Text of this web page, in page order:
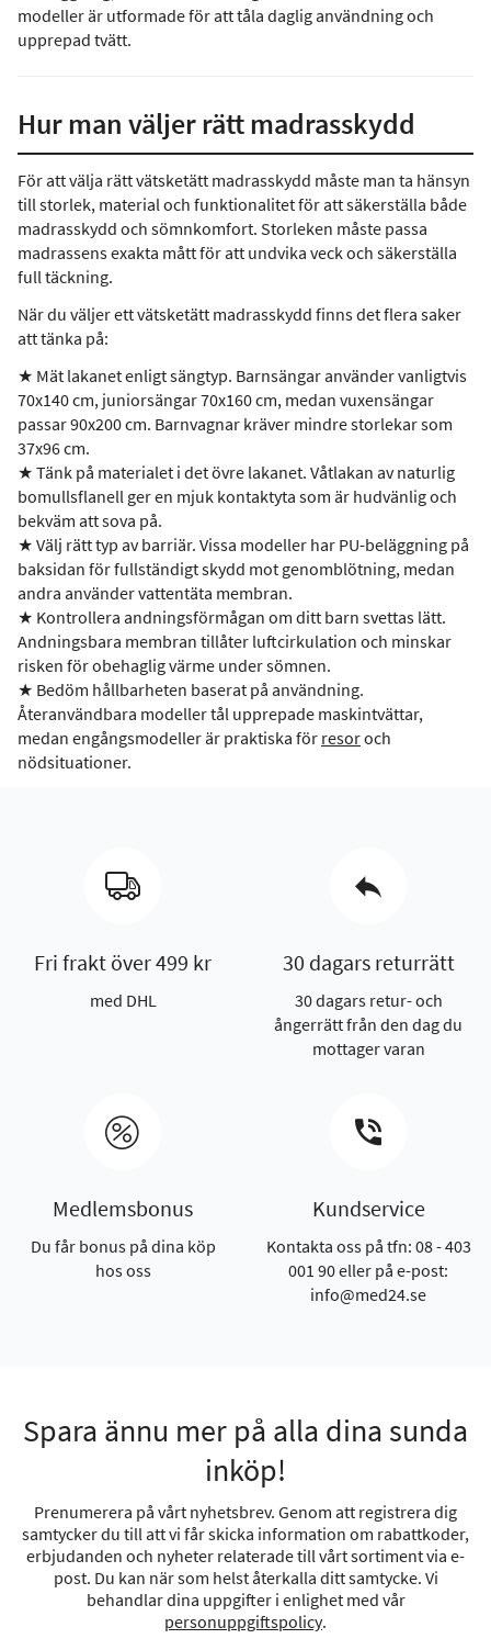
modeller är utformade för att tåla daglig användning och
upprepad tvätt.
Hur man väljer rätt madrasskydd
För att välja rätt vätsketätt madrasskydd måste man ta hänsyn
till storlek, material och funktionalitet för att säkerställa både
madrasskydd och sömnkomfort. Storleken måste passa
madrassens exakta mått för att undvika veck och säkerställa
full täckning.
När du väljer ett vätsketätt madrasskydd finns det flera saker
att tänka på:
★ Mät lakanet enligt sängtyp. Barnsängar använder vanligtvis
70x140 cm, juniorsängar 70x160 cm, medan vuxensängar
passar 90x200 cm. Barnvagnar kräver mindre storlekar som
37x96 cm.
★ Tänk på materialet i det övre lakanet. Våtlakan av naturlig
bomullsflanell ger en mjuk kontaktyta som är hudvänlig och
bekväm att sova på.
★ Välj rätt typ av barriär. Vissa modeller har PU-beläggning på
baksidan för fullständigt skydd mot genomblötning, medan
andra använder vattentäta membran.
★ Kontrollera andningsförmågan om ditt barn svettas lätt.
Andningsbara membran tillåter luftcirkulation och minskar
risken för obehaglig värme under sömnen.
★ Bedöm hållbarheten baserat på användning.
Återanvändbara modeller tål upprepade maskintvättar,
medan engångsmodeller är praktiska för resoroch
nödsituationer.
Fri frakt över 499 kr
med DHL
30 dagars returrätt
30 dagars retur- och
ångerrätt från den dag du
mottager varan
Medlemsbonus
Du får bonus på dina köp
hos oss
Kundservice
Kontakta oss på tfn: 08 - 403
001 90 eller på e-post:
info@med24.se
Spara ännu mer på alla dina sunda
inköp!
Prenumerera på vårt nyhetsbrev. Genom att registrera dig
samtycker du till att vi får skicka information om rabattkoder,
erbjudanden och nyheter relaterade till vårt sortiment via e-
post. Du kan när som helst återkalla ditt samtycke. Vi
behandlar dina uppgifter i enlighet med vår
personuppgiftspolicy.